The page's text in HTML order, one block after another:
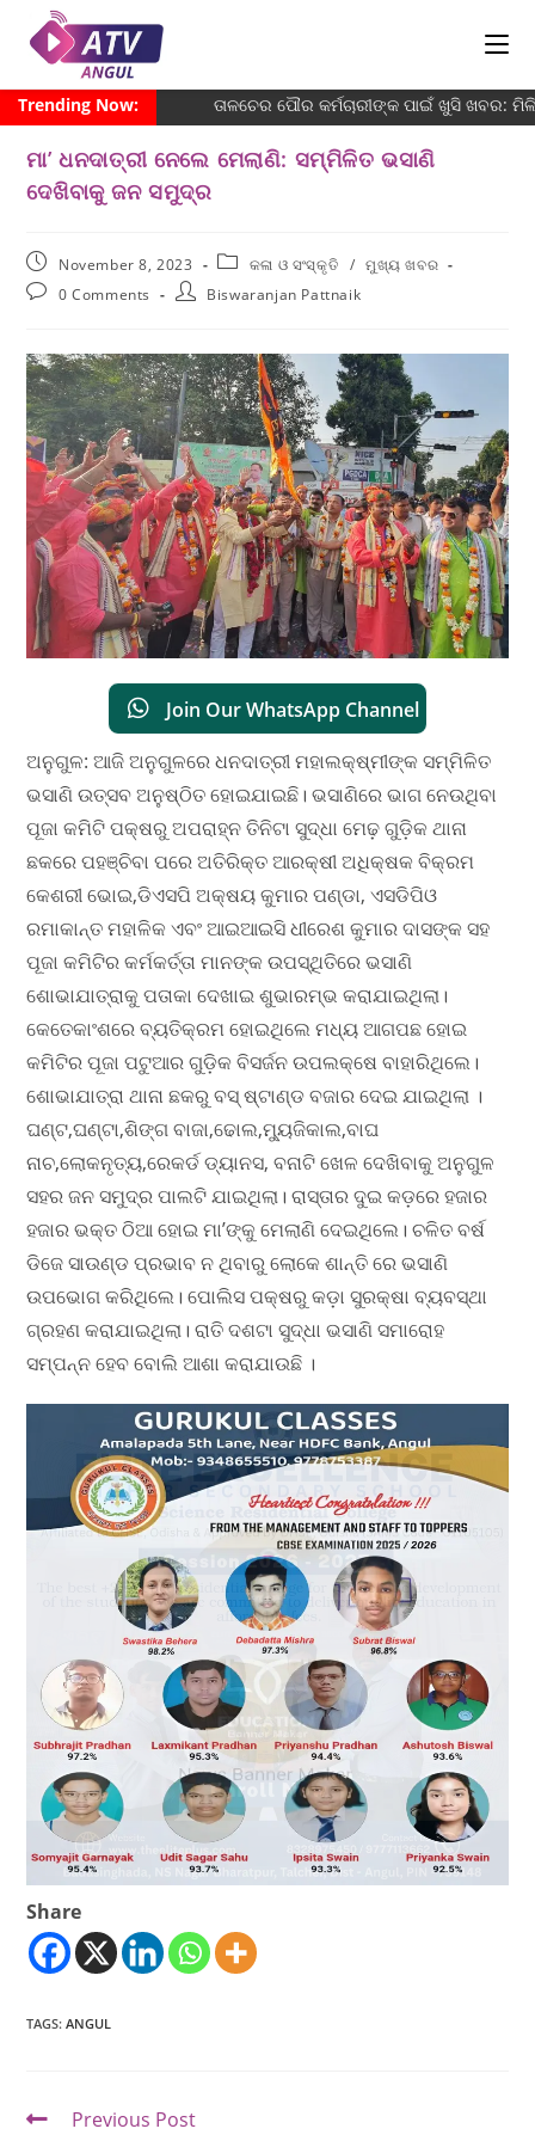
Trending Now: ତାଳଚେର ପୌର କର୍ମଚାରୀଙ୍କ ପାଇଁ ଖୁସି ଖବର:
ମା’ ଧନଦାତ୍ରୀ ନେଲେ ମେଲାଣି: ସମ୍ମିଳିତ ଭସାଣି
ଦେଖିବାକୁ ଜନ ସମୁଦ୍ର
November 8, 2023 କଳା ଓ ସଂସ୍କୃତି / ମୁଖ୍ୟ ଖବର
0 Comments
Biswaranjan Pattnaik
Join Our WhatsApp Channel
ଅନୁଗୁଳ: ଆଜି ଅନୁଗୁଳରେ ଧନଦାତ୍ରୀ ମହାଲକ୍ଷ୍ମୀଙ୍କ ସମ୍ମିଳିତ
ଭସାଣି ଉତ୍ସବ ଅନୁଷ୍ଠିତ ହୋଇଯାଇଛି। ଭସାଣିରେ ଭାଗ ନେଉଥିବା
ପୂଜା କମିଟି ପକ୍ଷରୁ ଅପରାହ୍ନ ତିନିଟା ସୁଦ୍ଧା ମେଢ଼ ଗୁଡ଼ିକ ଥାନା
ଛକରେ ପହଞ୍ଚିବା ପରେ ଅତିରିକ୍ତ ଆରକ୍ଷୀ ଅଧିକ୍ଷକ ବିକ୍ରମ
କେଶରୀ ଭୋଇ,ଡିଏସପି ଅକ୍ଷୟ କୁମାର ପଣ୍ଡା, ଏସଡିପିଓ
ରମାକାନ୍ତ ମହାଳିକ ଏବଂ ଆଇଆଇସି ଧୀରେଶ କୁମାର ଦାସଙ୍କ ସହ
ପୂଜା କମିଟିର କର୍ମକର୍ତ୍ତା ମାନଙ୍କ ଉପସ୍ଥିତିରେ ଭସାଣି
ଶୋଭାଯାତ୍ରାକୁ ପତାକା ଦେଖାଇ ଶୁଭାରମ୍ଭ କରାଯାଇଥିଲା।
କେତେକାଂଶରେ ବ୍ୟତିକ୍ରମ ହୋଇଥିଲେ ମଧ୍ୟ ଆଗପଛ ହୋଇ
କମିଟିର ପୂଜା ପଟୁଆର ଗୁଡ଼ିକ ବିସର୍ଜନ ଉପଲକ୍ଷେ ବାହାରିଥିଲେ।
ଶୋଭାଯାତ୍ରା ଥାନା ଛକରୁ ବସ୍ ଷ୍ଟାଣ୍ଡ ବଜାର ଦେଇ ଯାଇଥିଲା ।
ଘଣ୍ଟ,ଘଣ୍ଟା,ଶିଙ୍ଗ ବାଜା,ଢୋଲ,ମ୍ୟୁଜିକାଲ,ବାଘ
ନାଚ,ଲୋକନୃତ୍ୟ,ରେକର୍ଡ ଡ୍ୟାନସ, ବନାଟି ଖେଳ ଦେଖିବାକୁ ଅନୁଗୁଳ
ସହର ଜନ ସମୁଦ୍ର ପାଲଟି ଯାଇଥିଲା। ରାସ୍ତାର ଦୁଇ କଡ଼ରେ ହଜାର
ହଜାର ଭକ୍ତ ଠିଆ ହୋଇ ମା’ଙ୍କୁ ମେଲାଣି ଦେଇଥିଲେ। ଚଳିତ ବର୍ଷ
ଡିଜେ ସାଉଣ୍ଡ ପ୍ରଭାବ ନ ଥିବାରୁ ଲୋକେ ଶାନ୍ତି ରେ ଭସାଣି
ଉପଭୋଗ କରିଥିଲେ। ପୋଲିସ ପକ୍ଷରୁ କଡ଼ା ସୁରକ୍ଷା ବ୍ୟବସ୍ଥା
ଗ୍ରହଣ କରାଯାଇଥିଲା। ରାତି ଦଶଟା ସୁଦ୍ଧା ଭସାଣି ସମାରୋହ
ସମ୍ପନ୍ନ ହେବ ବୋଲି ଆଶା କରାଯାଉଛି ।
Share
TAGS:ANGUL
Previous Post